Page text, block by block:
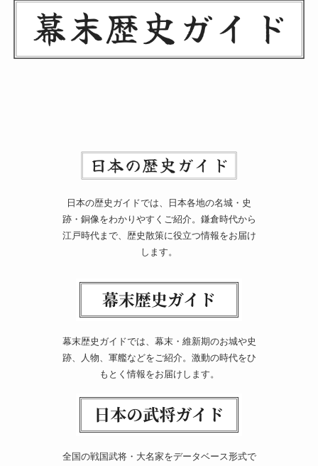
日本の歴史ガイドでは、日本各地の名城・史
跡・銅像をわかりやすくご紹介。鎌倉時代から
江戸時代まで、歴史散策に役立つ情報をお届け
します。
幕末歴史ガイドでは、幕末・維新期のお城や史
跡、人物、軍艦などをご紹介。激動の時代をひ
もとく情報をお届けします。
全国の戦国武将・大名家をデータベース形式で